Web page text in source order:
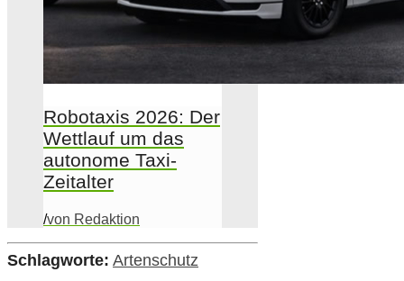
Robotaxis 2026: Der
Wettlauf um das
autonome Taxi-
Zeitalter
/von Redaktion
Schlagworte: Artenschutz